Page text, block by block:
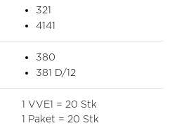
321
4141
380
381 D/12
1 VVE1 = 20 Stk
1 Paket = 20 Stk